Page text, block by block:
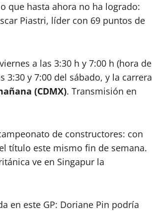
que hasta ahora no ha logrado:
Piastri, líder con 69 puntos de
a las 3:30 h y 7:00 h (hora de
3:30 y 7:00 del sábado, y la carrera
(CDMX). Transmisión en
de constructores: con
título este mismo fin de semana.
ve en Singapur la
en este GP: Doriane Pin podría